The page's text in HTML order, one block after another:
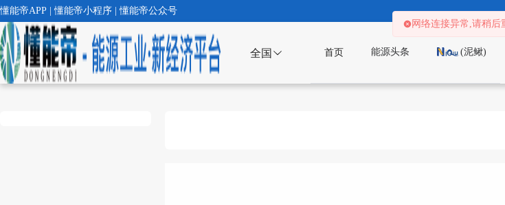
懂能帝APP | 懂能帝小程序 | 懂能帝公众号
全国 首页 能源头条 (泥鳅)
网络连接异常,请稍后